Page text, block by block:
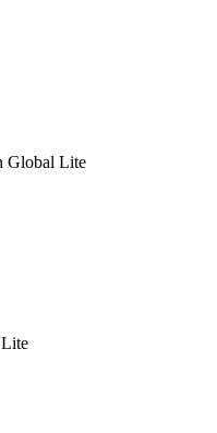
Global Lite